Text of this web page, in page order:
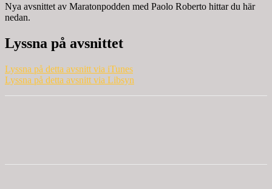
Nya avsnittet av Maratonpodden med Paolo Roberto hittar du här
nedan.
Lyssna på avsnittet
Lyssna på detta avsnitt via iTunes
Lyssna på detta avsnitt via Libsyn